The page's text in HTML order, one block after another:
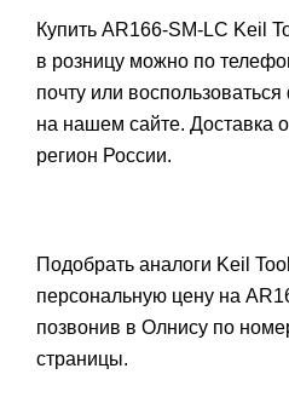
Купить AR166-SM-LC Keil
в розницу можно по
почту или
на нашем сайте. Доставка
регион России.
Подобрать аналоги Keil
персональную цену на
позвонив в Олнису по
страницы.